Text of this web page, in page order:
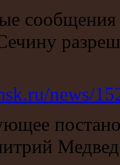
news/